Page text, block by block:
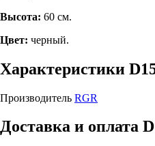
Высота: 60 см.
Цвет: черный.
Характеристики
Производитель RGR
Доставка и оплата